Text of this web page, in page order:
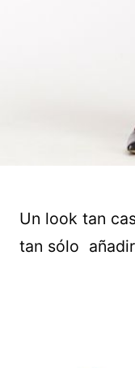
Un look tan
tan sólo